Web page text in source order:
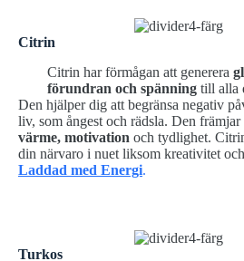
Citrin
Citrin har förmågan att generera
förundran och spänning till alla
Den hjälper dig att begränsa negativ
liv, som ångest och rädsla. Den främjar
värme, motivation och tydlighet.
din närvaro i nuet liksom kreativitet
Laddad med Energi.
Turkos